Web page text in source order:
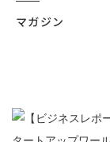
マガジン